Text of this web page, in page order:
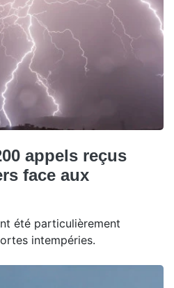
appels reçus
face aux
été particulièrement
intempéries.